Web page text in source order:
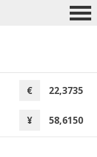
€ 22,3735
¥ 58,6150